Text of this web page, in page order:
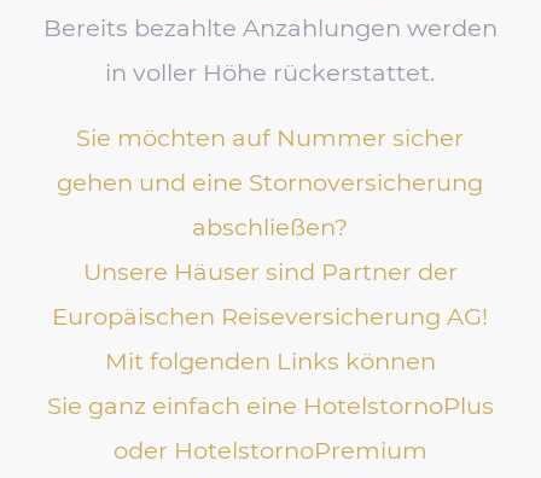
Bereits bezahlte Anzahlungen werden
in voller Höhe rückerstattet.
Sie möchten auf Nummer sicher
gehen und eine Stornoversicherung
abschließen?
Unsere Häuser sind Partner der
Europäischen Reiseversicherung AG!
Mit folgenden Links können
Sie ganz einfach eine HotelstornoPlus
oder HotelstornoPremium